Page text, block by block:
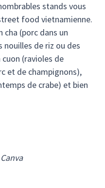
stands vous
food vietnamienne.
cha (porc dans un
nouilles de riz ou des
(ravioles de
et de champignons),
de crabe) et bien